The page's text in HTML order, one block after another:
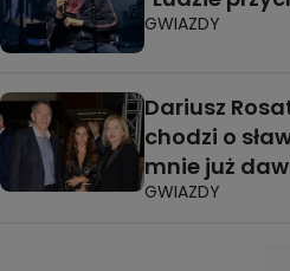
GWIAZDY
Dariusz
chodzi o
mnie już
GWIAZDY